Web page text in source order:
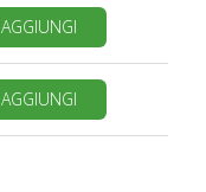
AGGIUNGI
AGGIUNGI